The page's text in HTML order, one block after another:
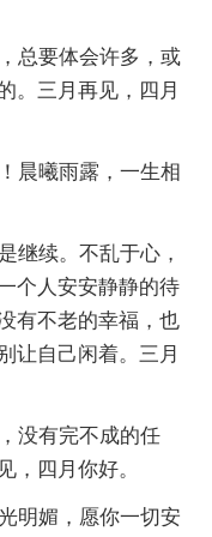
总要体会许多，或
。三月再见，四月
曦雨露，一生相
续。不乱于心，
个人安安静静的待
有不老的幸福，也
让自己闲着。三月
没有完不成的任
，四月你好。
媚，愿你一切安